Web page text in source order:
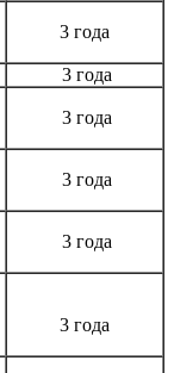
3 года
3 года
3 года
3 года
3 года
3 года